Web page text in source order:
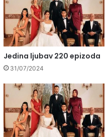
Jedina ljubav 220 epizoda
31/07/2024